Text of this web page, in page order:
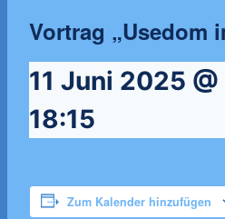
Vortrag „Usedom
11 Juni 2025
18:15
Zum Kalender hinzufügen